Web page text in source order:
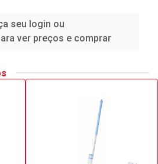
seu login ou
ver preços e comprar